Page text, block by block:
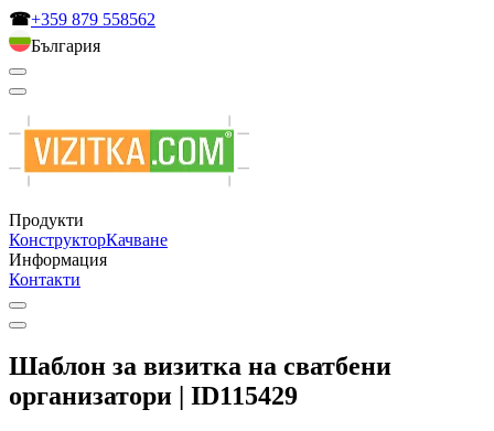
☎+359 879 558562
България
Продукти
КонструкторКачване
Информация
Контакти
Шаблон за визитка на сватбени
организатори | ID115429